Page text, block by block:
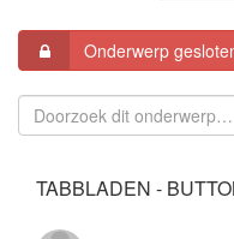
Onderwerp
TABBLADEN -